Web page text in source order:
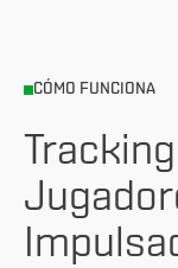
CÓMO FUNCIONA